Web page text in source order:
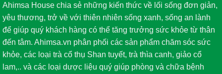
Ahimsa House chia sẻ những kiến thức về lối sống đơn giản,
yêu thương, trở về với thiên nhiên sống xanh, sống an lành
để giúp quý khách hàng có thể tăng trưởng sức khỏe từ thân
đến tâm. Ahimsa.vn phân phối các sản phẩm chăm sóc sức
khỏe, các loại trà cổ thụ Shan tuyết, trà thìa canh, giảo cổ
lam,.. và các loại dược liệu quý giúp phòng và chữa bệnh